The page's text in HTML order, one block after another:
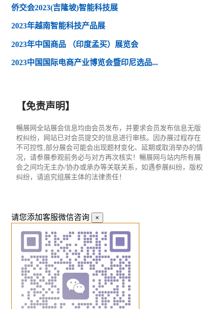
侨交会2023(吉隆坡)智能科技展
2023年越南智能科技产品展
2023年中国商品 （印度孟买）展览会
2023中国国际电商产业博览会暨印尼选品...
【免责声明】
暢展网全站展会信息均由会员发布，并要求会员发布信息无版
权纠纷，网站已对会员提交的信息进行审核。因办展过程存在
不可控性,部分展会可能会出现题材变化、延期或取消举办的情
况，请参展参观前务必与对方再次核实！暢展网与站内所有展
会之间均无主办/协办或承办等关联关系，如遇参展纠纷，版权
纠纷，请追究组展主体的法律责任！
请您添加客服微信咨询 ×